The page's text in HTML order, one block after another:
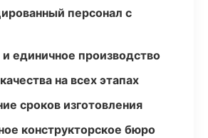
персонал с
единичное производство
на всех этапах
сроков изготовления
конструкторское бюро